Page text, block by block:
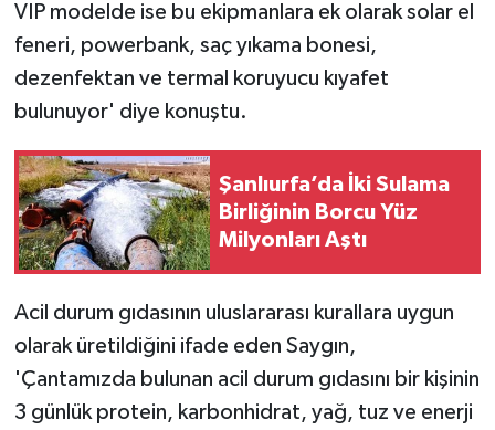
VIP modelde ise bu ekipmanlara ek olarak solar el
feneri, powerbank, saç yıkama bonesi,
dezenfektan ve termal koruyucu kıyafet
bulunuyor' diye konuştu.
Şanlıurfa’da İki Sulama
Birliğinin Borcu Yüz
Milyonları Aştı
Acil durum gıdasının uluslararası kurallara uygun
olarak üretildiğini ifade eden Saygın,
'Çantamızda bulunan acil durum gıdasını bir kişinin
3 günlük protein, karbonhidrat, yağ, tuz ve enerji